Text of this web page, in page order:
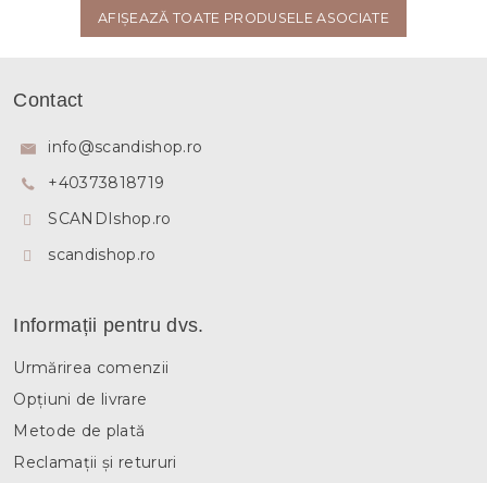
AFIŞEAZĂ TOATE PRODUSELE ASOCIATE
Contact
info@scandishop.ro
+40373818719
SCANDIshop.ro
scandishop.ro
Informații pentru dvs.
Urmărirea comenzii
Opțiuni de livrare
Metode de plată
Reclamații și retururi